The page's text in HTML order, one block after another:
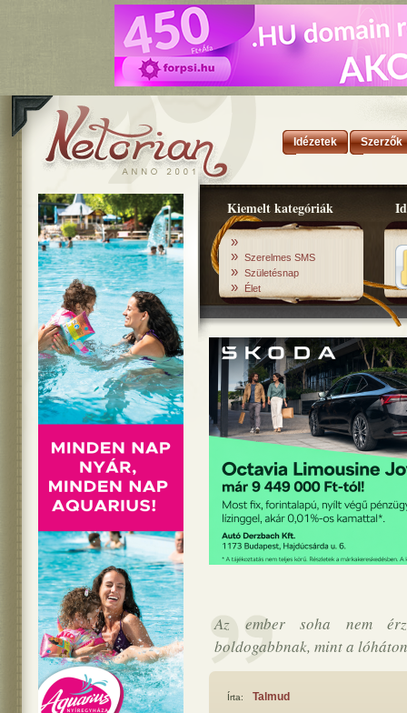
Idézetek Szerzők
Kiemelt kategóriák
»
» Szerelmes SMS
» Születésnap
» Élet
Az ember soha nem
boldogabbnak, mint a lóháton
Írta: Talmud